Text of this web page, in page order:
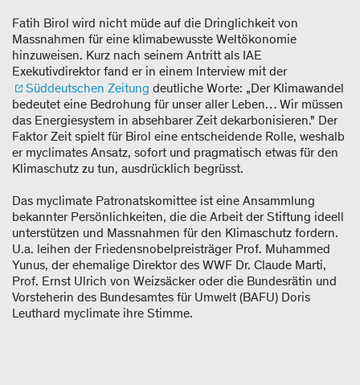
Fatih Birol wird nicht müde auf die Dringlichkeit von
Massnahmen für eine klimabewusste Weltökonomie
hinzuweisen. Kurz nach seinem Antritt als IAE
Exekutivdirektor fand er in einem Interview mit der
Süddeutschen Zeitung deutliche Worte: „Der Klimawandel
bedeutet eine Bedrohung für unser aller Leben… Wir müssen
das Energiesystem in absehbarer Zeit dekarbonisieren." Der
Faktor Zeit spielt für Birol eine entscheidende Rolle, weshalb
er myclimates Ansatz, sofort und pragmatisch etwas für den
Klimaschutz zu tun, ausdrücklich begrüsst.
Das myclimate Patronatskomittee ist eine Ansammlung
bekannter Persönlichkeiten, die die Arbeit der Stiftung ideell
unterstützen und Massnahmen für den Klimaschutz fordern.
U.a. leihen der Friedensnobelpreisträger Prof. Muhammed
Yunus, der ehemalige Direktor des WWF Dr. Claude Marti,
Prof. Ernst Ulrich von Weizsäcker oder die Bundesrätin und
Vorsteherin des Bundesamtes für Umwelt (BAFU) Doris
Leuthard myclimate ihre Stimme.